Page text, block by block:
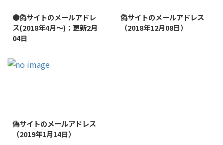
●偽サイトのメールアドレ
ス(2018年4月～)：更新2月
04日
偽サイトのメールアドレス
（2018年12月08日）
偽サイトのメールアドレス
（2019年1月14日）